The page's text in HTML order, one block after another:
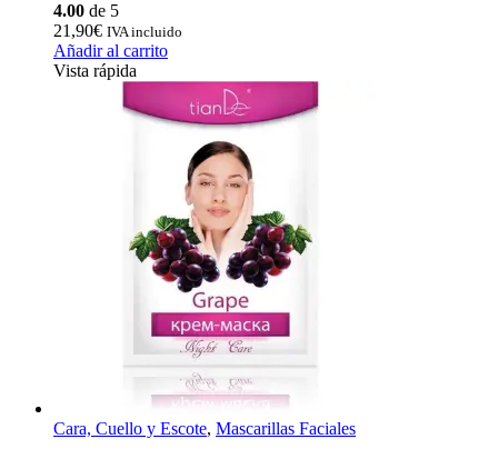
4.00 de 5
21,90€ IVA incluido
Añadir al carrito
Vista rápida
Cara, Cuello y Escote, Mascarillas Faciales